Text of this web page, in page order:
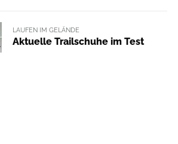
LAUFEN IM GELÄNDE
Aktuelle Trailschuhe im Test